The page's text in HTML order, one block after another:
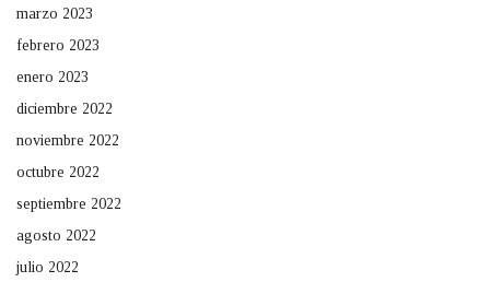
marzo 2023
febrero 2023
enero 2023
diciembre 2022
noviembre 2022
octubre 2022
septiembre 2022
agosto 2022
julio 2022